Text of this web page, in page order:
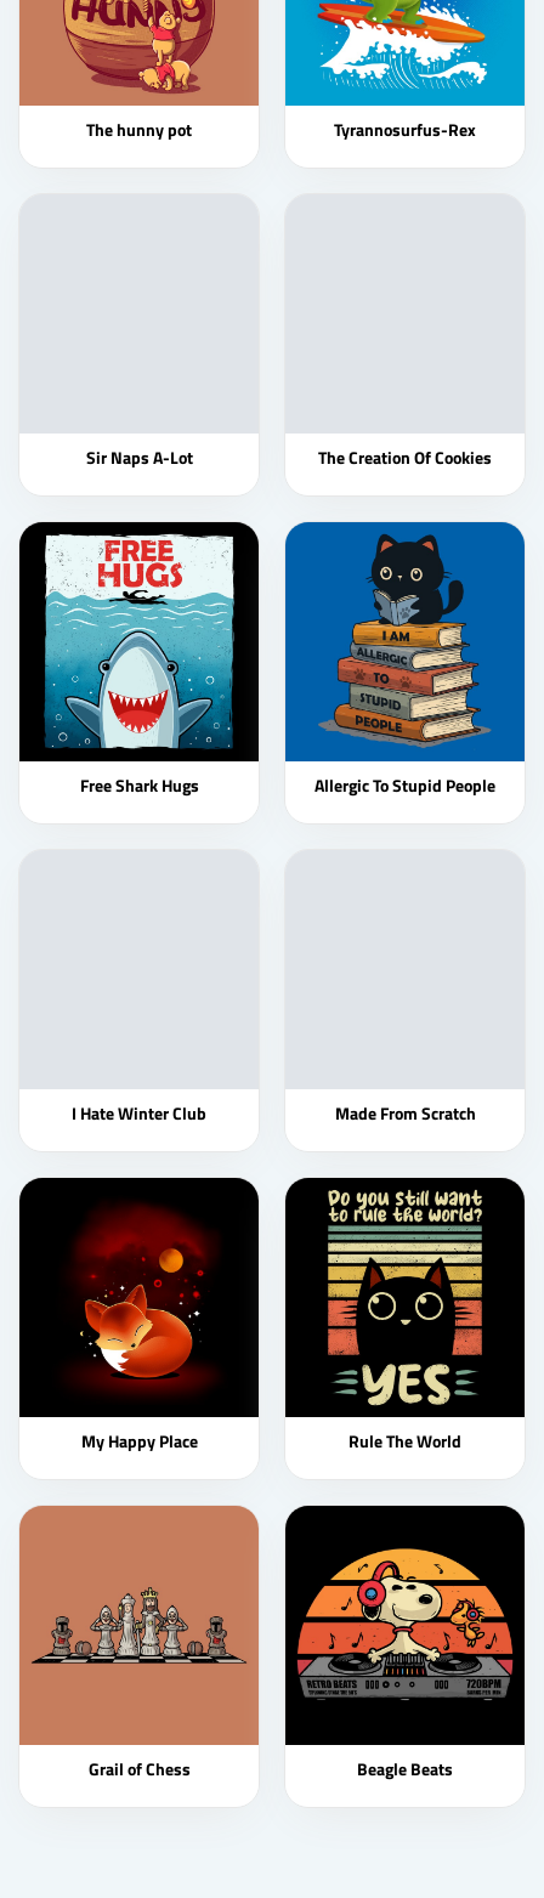
The hunny pot Tyrannosurfus-Rex
Sir Naps A-Lot The Creation Of Cookies
Free Shark Hugs Allergic To Stupid People
I Hate Winter Club Made From Scratch
My Happy Place Rule The World
Grail of Chess Beagle Beats